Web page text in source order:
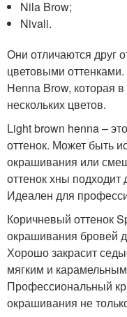
Nila Brow;
Nivali.
Они отличаются друг
цветовыми
Henna Brow, которая
нескольких цветов.
Light brown henna –
оттенок. Может быть
окрашивания или
оттенок хны
Идеален для
Коричневый оттенок
окрашивания бровей
Хорошо закрасит
мягким и
Профессиональный
окрашивания не